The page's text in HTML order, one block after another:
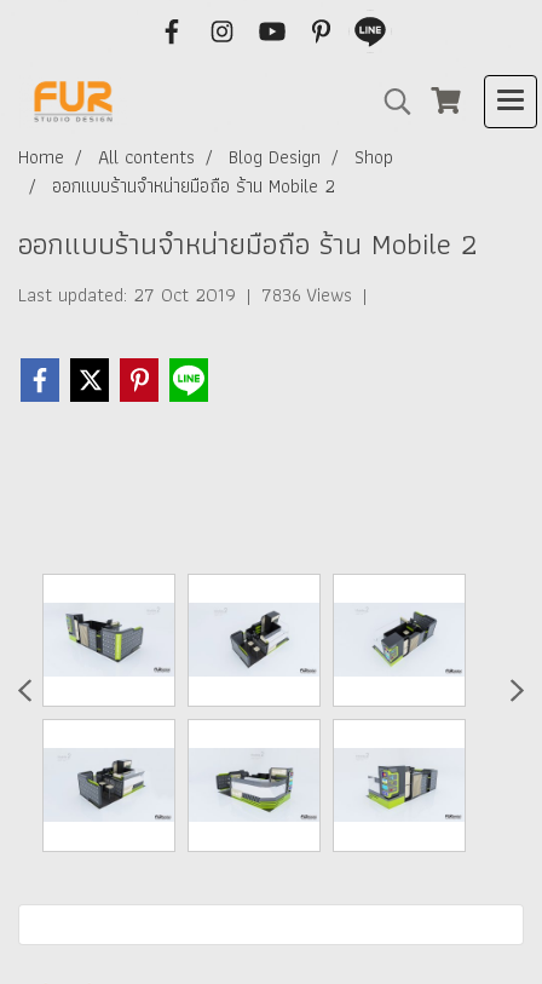
Home All contents Blog Design
Shop
ออกแบบร้านจำหน่ายมือถือ ร้าน Mobile 2
ออกแบบร้านจำหน่ายมือถือ ร้าน Mobile 2
Last updated: 27 Oct 2019 | 7836 Views |